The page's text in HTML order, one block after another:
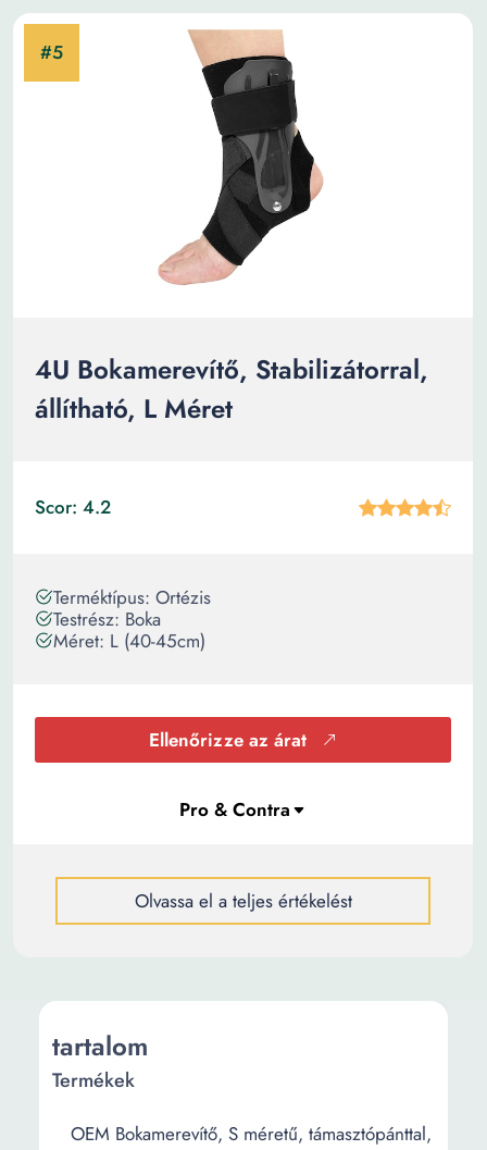
4U Bokamerevítő, Stabilizátorral,
állítható, L Méret
Scor: 4.2
Terméktípus: Ortézis
Testrész: Boka
Méret: L (40-45cm)
Ellenőrizze az árat
Olvassa el a teljes értékelést
tartalom
Termékek
OEM Bokamerevítő, S méretű, támasztópánttal,